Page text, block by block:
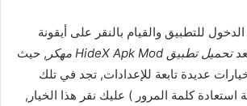
للتطبيق والقيام بالنقر على أيقونة
تحميل تطبيق HideX Apk Mod مهكر
, حيث
عديدة تابعة للإعدادات, تجد في تلك
استعادة كلمة المرور ) عليك نقر هذا الخيار,